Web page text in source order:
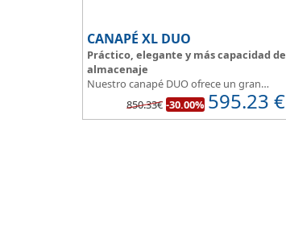
CANAPÉ XL DUO
Práctico, elegante y más capacidad de
almacenaje
Nuestro canapé DUO ofrece un gran
espacio de almacenaje.
Su división interna facilita su instalación,
850.33€ -30.00% 595.23 €